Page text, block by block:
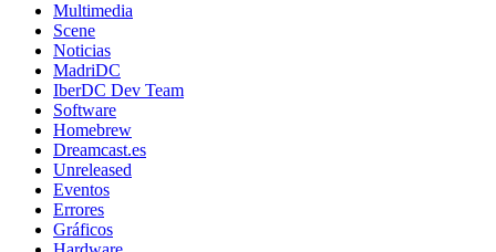
Multimedia
Scene
Noticias
MadriDC
IberDC Dev Team
Software
Homebrew
Dreamcast.es
Unreleased
Eventos
Errores
Gráficos